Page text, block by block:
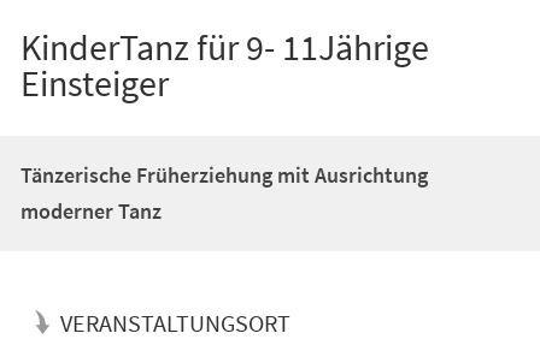
KinderTanz für 9- 11Jährige
Einsteiger
Tänzerische Früherziehung mit Ausrichtung
moderner Tanz
VERANSTALTUNGSORT